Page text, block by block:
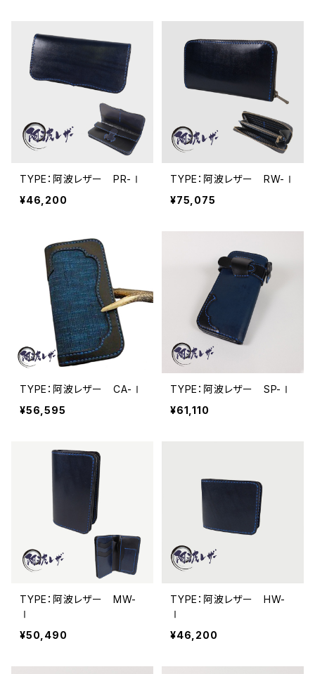
TYPE：阿波レザー PR-Ⅰ
¥46,200
TYPE：阿波レザー RW-Ⅰ
¥75,075
TYPE：阿波レザー CA-Ⅰ
¥56,595
TYPE：阿波レザー SP-Ⅰ
¥61,110
TYPE：阿波レザー MW-
Ⅰ
¥50,490
TYPE：阿波レザー HW-
Ⅰ
¥46,200